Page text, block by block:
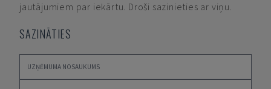
jautājumiem par iekārtu. Droši sazinieties ar viņu.
SAZINĀTIES